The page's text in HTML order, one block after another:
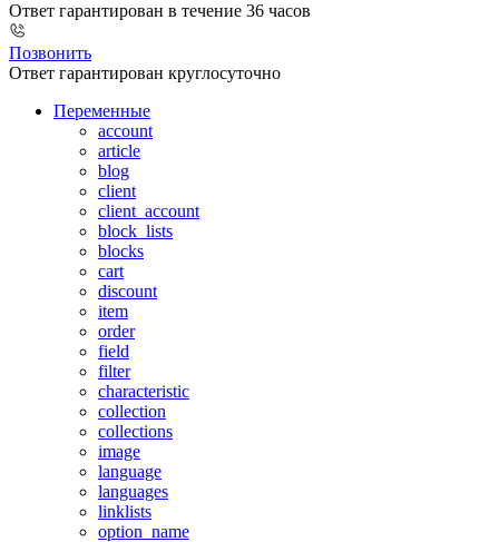
Ответ гарантирован в течение 36 часов
Позвонить
Ответ гарантирован круглосуточно
Переменные
account
article
blog
client
client_account
block_lists
blocks
cart
discount
item
order
field
filter
characteristic
collection
collections
image
language
languages
linklists
option_name